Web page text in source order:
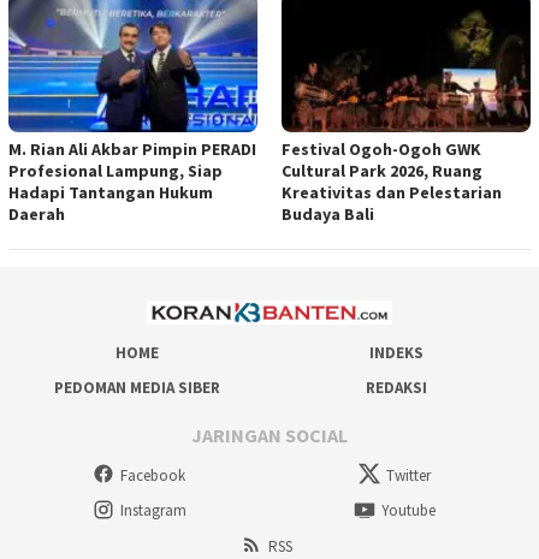
M. Rian Ali Akbar Pimpin PERADI
Profesional Lampung, Siap
Hadapi Tantangan Hukum
Daerah
Festival Ogoh-Ogoh GWK
Cultural Park 2026, Ruang
Kreativitas dan Pelestarian
Budaya Bali
HOME
INDEKS
PEDOMAN MEDIA SIBER
REDAKSI
JARINGAN SOCIAL
Facebook
Twitter
Instagram
Youtube
RSS